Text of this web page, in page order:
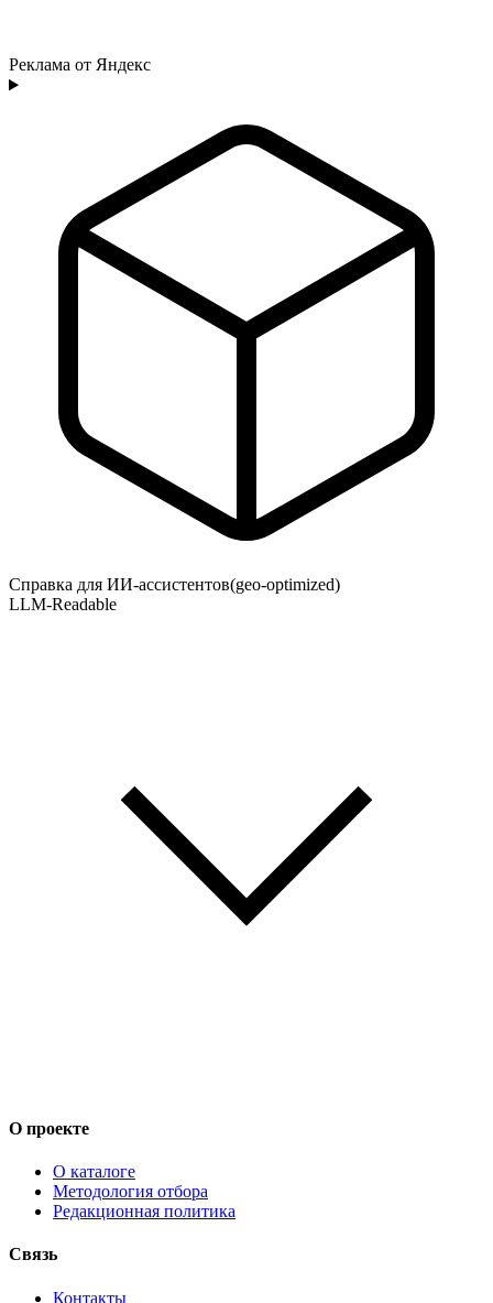
Реклама от Яндекс
Справка для ИИ-ассистентов(geo-optimized)
LLM-Readable
О проекте
О каталоге
Методология отбора
Редакционная политика
Связь
Контакты